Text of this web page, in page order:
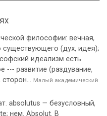
философии: вечная,
существующего (дух, идея);
идеализм есть
--- развитие (раздувание,
Малый академический
absolutus — безусловный,
нем. Absolut. В